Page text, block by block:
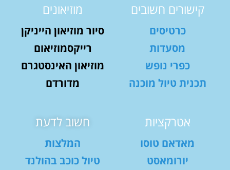
קישורים חשובים
כרטיסים
מסעדות
כפרי נופש
תכנית טיול מוכנה
מוזיאונים
סיור מוזיאון הייניקן
רייקסמוזיאום
מוזיאון האינסטגרם
מדורדם
אטרקציות
מאדאם טוסו
יורומאסט
חשוב לדעת
המלצות
טיול כוכב בהולנד